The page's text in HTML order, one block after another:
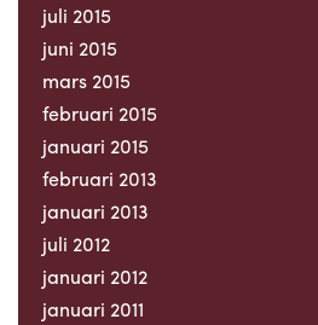
juli 2015
juni 2015
mars 2015
februari 2015
januari 2015
februari 2013
januari 2013
juli 2012
januari 2012
januari 2011